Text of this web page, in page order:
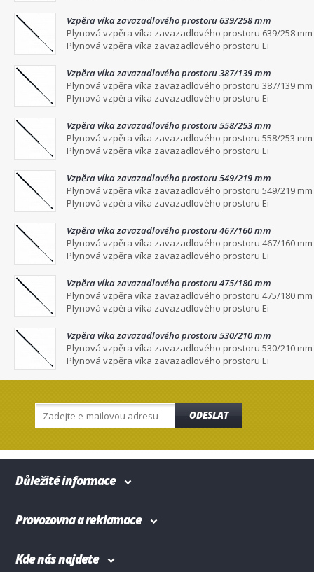
Vzpěra víka zavazadlového prostoru 639/258 mm
Plynová vzpěra víka zavazadlového prostoru 639/258 mm
Plynová vzpěra víka zavazadlového prostoru Ei
Vzpěra víka zavazadlového prostoru 387/139 mm
Plynová vzpěra víka zavazadlového prostoru 387/139 mm
Plynová vzpěra víka zavazadlového prostoru Ei
Vzpěra víka zavazadlového prostoru 558/253 mm
Plynová vzpěra víka zavazadlového prostoru 558/253 mm
Plynová vzpěra víka zavazadlového prostoru Ei
Vzpěra víka zavazadlového prostoru 549/219 mm
Plynová vzpěra víka zavazadlového prostoru 549/219 mm
Plynová vzpěra víka zavazadlového prostoru Ei
Vzpěra víka zavazadlového prostoru 467/160 mm
Plynová vzpěra víka zavazadlového prostoru 467/160 mm
Plynová vzpěra víka zavazadlového prostoru Ei
Vzpěra víka zavazadlového prostoru 475/180 mm
Plynová vzpěra víka zavazadlového prostoru 475/180 mm
Plynová vzpěra víka zavazadlového prostoru Ei
Vzpěra víka zavazadlového prostoru 530/210 mm
Plynová vzpěra víka zavazadlového prostoru 530/210 mm
Plynová vzpěra víka zavazadlového prostoru Ei
ODESLAT
Důležité informace
Provozovna a reklamace
Kde nás najdete